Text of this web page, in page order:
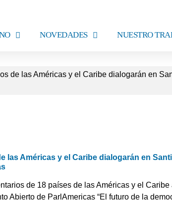
NOVEDADES NUESTRO
de las Américas y el Caribe dialogarán en
las Américas y el Caribe dialogarán en
de 18 países de las Américas y el
Abierto de ParlAmericas “El futuro de la